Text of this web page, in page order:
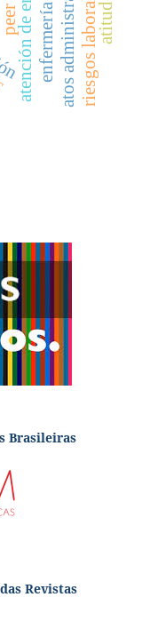
atos administrativosriesgos laboralesatitudes
Brasileiras
Revistas